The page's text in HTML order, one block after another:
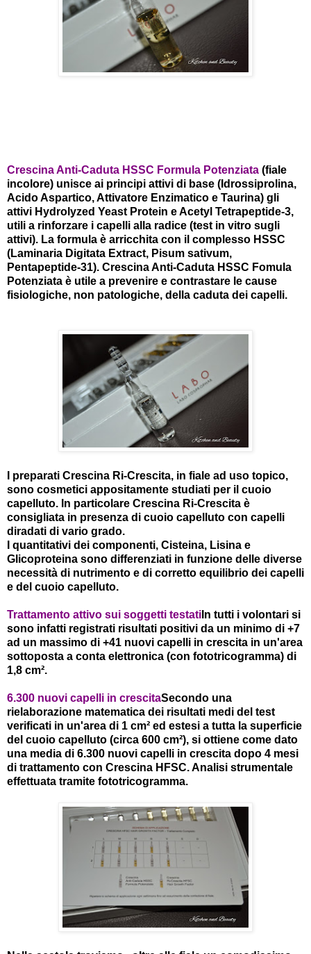
Crescina Anti-Caduta HSSC Formula Potenziata (fiale
incolore) unisce ai principi attivi di base (Idrossiprolina,
Acido Aspartico, Attivatore Enzimatico e Taurina) gli
attivi Hydrolyzed Yeast Protein e Acetyl Tetrapeptide-3,
utili a rinforzare i capelli alla radice (test in vitro sugli
attivi). La formula è arricchita con il complesso HSSC
(Laminaria Digitata Extract, Pisum sativum,
Pentapeptide-31). Crescina Anti-Caduta HSSC Fomula
Potenziata è utile a prevenire e contrastare le cause
fisiologiche, non patologiche, della caduta dei capelli.
I preparati Crescina Ri-Crescita, in fiale ad uso topico,
sono cosmetici appositamente studiati per il cuoio
capelluto. In particolare Crescina Ri-Crescita è
consigliata in presenza di cuoio capelluto con capelli
diradati di vario grado.
I quantitativi dei componenti, Cisteina, Lisina e
Glicoproteina sono differenziati in funzione delle diverse
necessità di nutrimento e di corretto equilibrio dei capelli
e del cuoio capelluto.
Trattamento attivo sui soggetti testati In tutti i volontari si
sono infatti registrati risultati positivi da un minimo di +7
ad un massimo di +41 nuovi capelli in crescita in un'area
sottoposta a conta elettronica (con fototricogramma) di
1,8 cm².
6.300 nuovi capelli in crescitaSecondo una
rielaborazione matematica dei risultati medi del test
verificati in un'area di 1 cm² ed estesi a tutta la superficie
del cuoio capelluto (circa 600 cm²), si ottiene come dato
una media di 6.300 nuovi capelli in crescita dopo 4 mesi
di trattamento con Crescina HFSC. Analisi strumentale
effettuata tramite fototricogramma.